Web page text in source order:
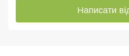
Написати